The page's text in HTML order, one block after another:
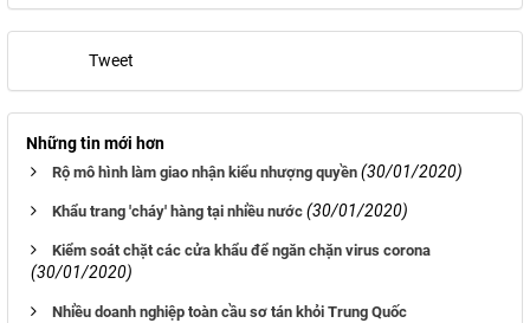
Tweet
Những tin mới hơn
Rộ mô hình làm giao nhận kiểu nhượng quyền (30/01/2020)
Khẩu trang 'cháy' hàng tại nhiều nước (30/01/2020)
Kiểm soát chặt các cửa khẩu để ngăn chặn virus corona
(30/01/2020)
Nhiều doanh nghiệp toàn cầu sơ tán khỏi Trung Quốc